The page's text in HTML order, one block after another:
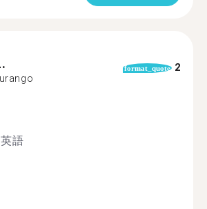
format_quote 2
英語